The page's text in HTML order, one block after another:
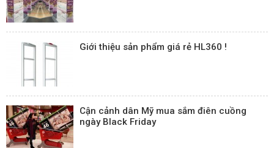
Giới thiệu sản phẩm giá rẻ HL360 !
Cận cảnh dân Mỹ mua sắm điên cuồng
ngày Black Friday